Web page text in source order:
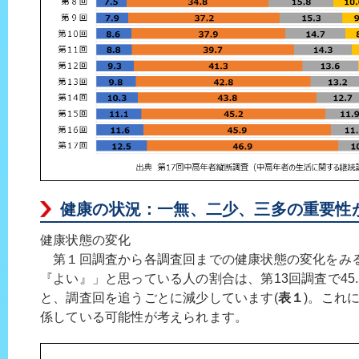
健康の状況：一無、二少、三多の重要性
健康状態の変化
第１回調査から各調査回までの健康状態の変化をみ
『よい』」と思っている人の割合は、第13回調査で
と、調査回を追うごとに減少しています(表１)。これ
係している可能性が考えられます。